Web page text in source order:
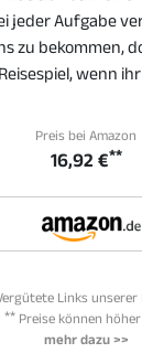
jeder Aufgabe
zu bekommen,
wenn
Preis bei Amazon
16,92 €**
Links unserer
**Preise können höher
mehr dazu >>